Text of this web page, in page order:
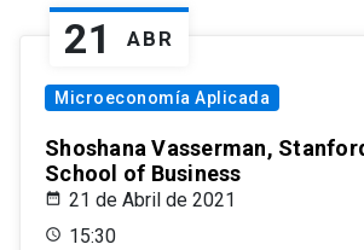
21 ABR
Microeconomía Aplicada
Shoshana Vasserman,
School of Business
21 de Abril de 2021
15:30